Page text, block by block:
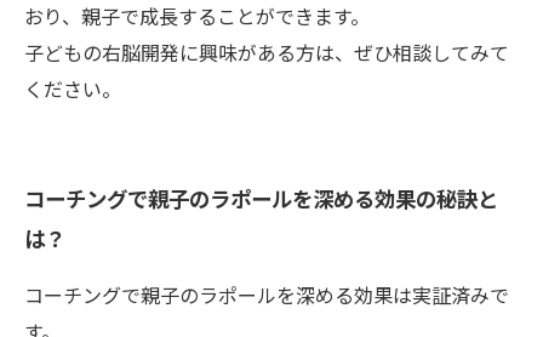
おり、親子で成長することができます。
子どもの右脳開発に興味がある方は、ぜひ相談してみて
ください。
コーチングで親子のラポールを深める効果の秘訣と
は？
コーチングで親子のラポールを深める効果は実証済みで
す。